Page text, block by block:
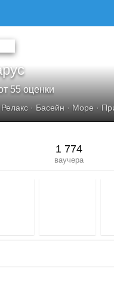
55 оценки
Релакс · Басейн · Море ·
1 774
ваучера